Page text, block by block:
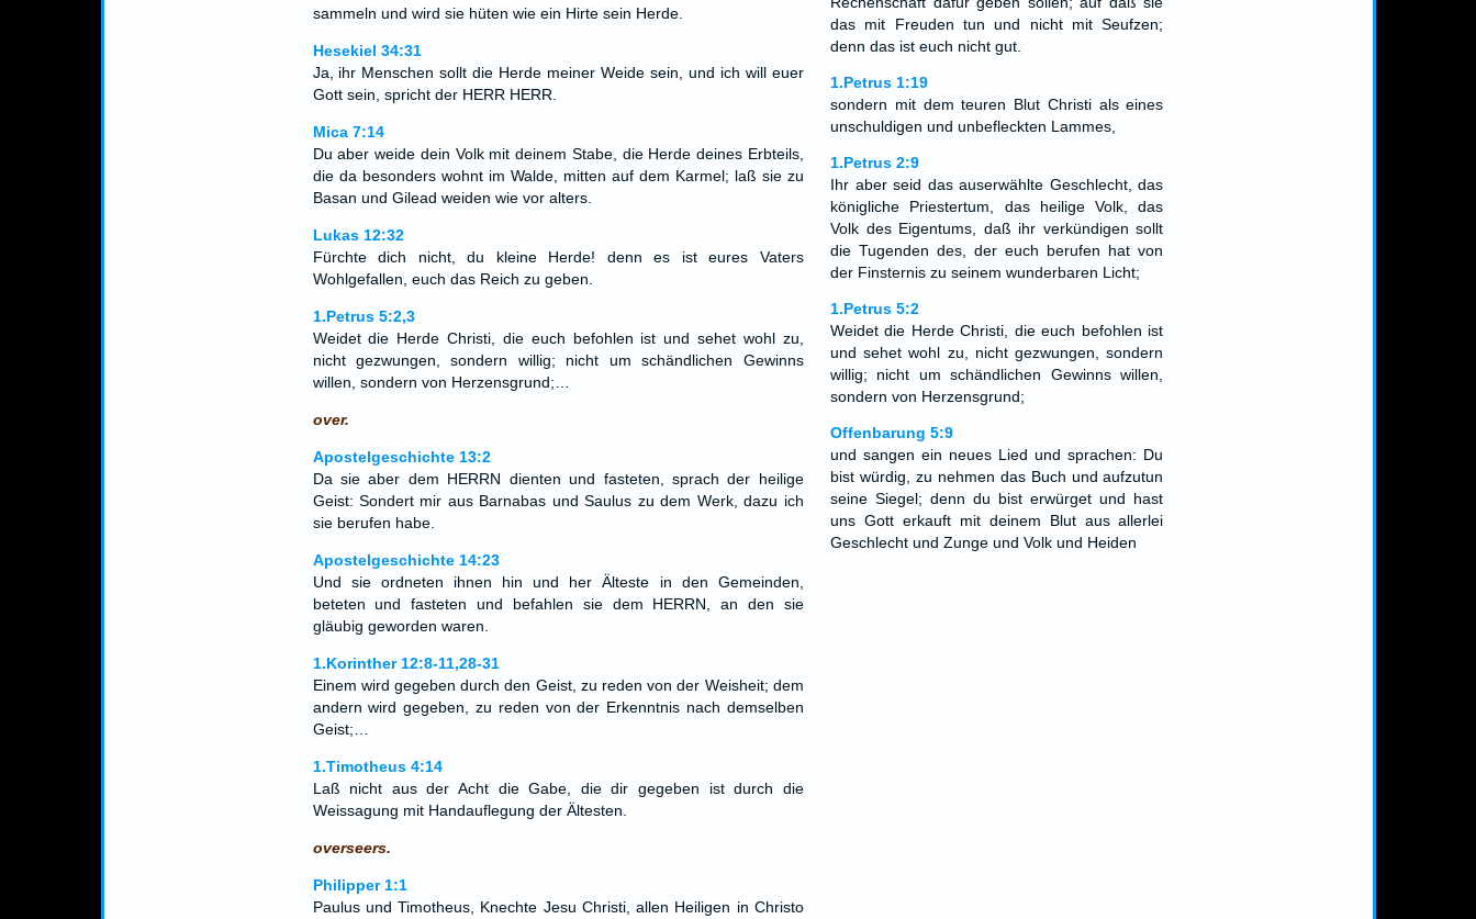
sammeln und wird sie hüten wie ein Hirte sein Herde.
Hesekiel 34:31
Ja, ihr Menschen sollt die Herde meiner Weide sein, und ich will euer
Gott sein, spricht der HERR HERR.
Mica 7:14
Du aber weide dein Volk mit deinem Stabe, die Herde deines Erbteils,
die da besonders wohnt im Walde, mitten auf dem Karmel; laß sie zu
Basan und Gilead weiden wie vor alters.
Lukas 12:32
Fürchte dich nicht, du kleine Herde! denn es ist eures Vaters
Wohlgefallen, euch das Reich zu geben.
1.Petrus 5:2,3
Weidet die Herde Christi, die euch befohlen ist und sehet wohl zu,
nicht gezwungen, sondern willig; nicht um schändlichen Gewinns
willen, sondern von Herzensgrund;…
over.
Apostelgeschichte 13:2
Da sie aber dem HERRN dienten und fasteten, sprach der heilige
Geist: Sondert mir aus Barnabas und Saulus zu dem Werk, dazu ich
sie berufen habe.
Apostelgeschichte 14:23
Und sie ordneten ihnen hin und her Älteste in den Gemeinden,
beteten und fasteten und befahlen sie dem HERRN, an den sie
gläubig geworden waren.
1.Korinther 12:8-11,28-31
Einem wird gegeben durch den Geist, zu reden von der Weisheit; dem
andern wird gegeben, zu reden von der Erkenntnis nach demselben
Geist;…
1.Timotheus 4:14
Laß nicht aus der Acht die Gabe, die dir gegeben ist durch die
Weissagung mit Handauflegung der Ältesten.
overseers.
Philipper 1:1
Paulus und Timotheus, Knechte Jesu Christi, allen Heiligen in Christo
das mit Freuden tun und nicht mit Seufzen;
denn das ist euch nicht gut.
1.Petrus 1:19
sondern mit dem teuren Blut Christi als eines
unschuldigen und unbefleckten Lammes,
1.Petrus 2:9
Ihr aber seid das auserwählte Geschlecht, das
königliche Priestertum, das heilige Volk, das
Volk des Eigentums, daß ihr verkündigen sollt
die Tugenden des, der euch berufen hat von
der Finsternis zu seinem wunderbaren Licht;
1.Petrus 5:2
Weidet die Herde Christi, die euch befohlen ist
und sehet wohl zu, nicht gezwungen, sondern
willig; nicht um schändlichen Gewinns willen,
sondern von Herzensgrund;
Offenbarung 5:9
und sangen ein neues Lied und sprachen: Du
bist würdig, zu nehmen das Buch und aufzutun
seine Siegel; denn du bist erwürget und hast
uns Gott erkauft mit deinem Blut aus allerlei
Geschlecht und Zunge und Volk und Heiden